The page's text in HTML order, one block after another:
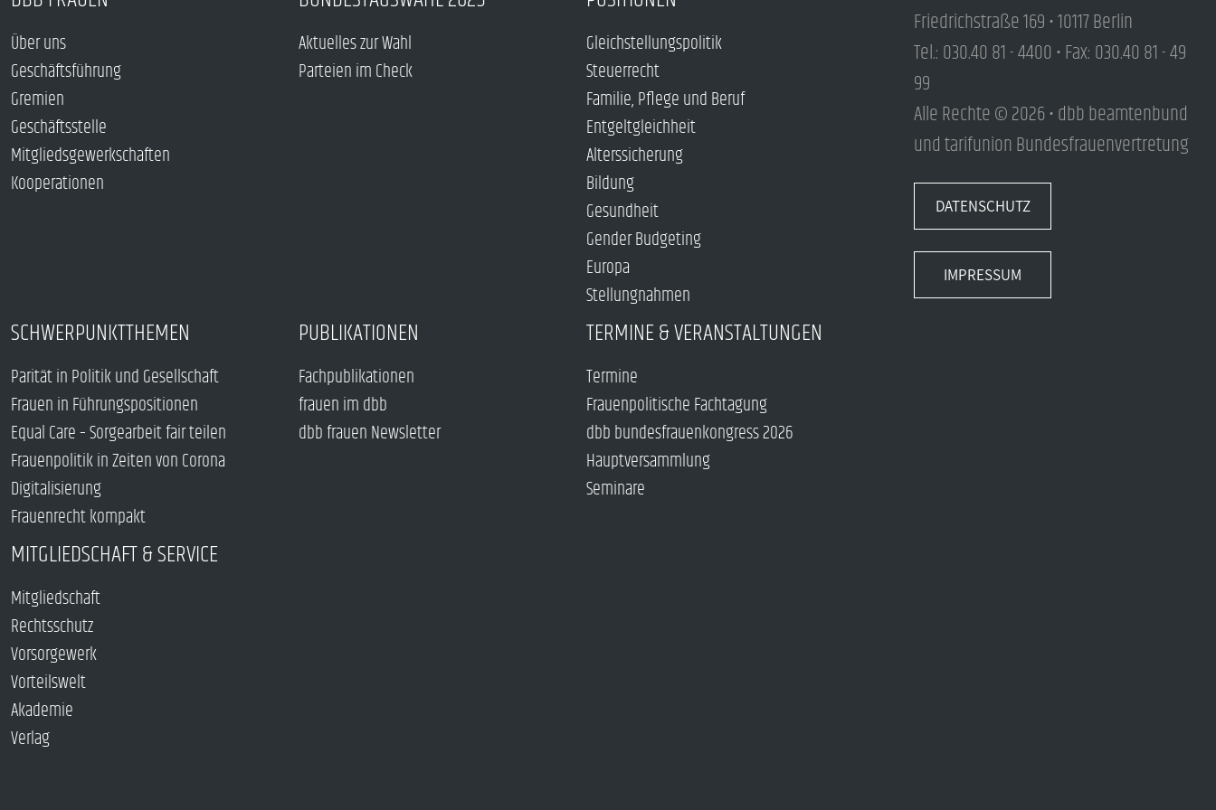
Über uns
Geschäftsführung
Gremien
Geschäftsstelle
Mitgliedsgewerkschaften
Kooperationen
Aktuelles zur Wahl
Parteien im Check
Gleichstellungspolitik
Steuerrecht
Familie, Pflege und Beruf
Entgeltgleichheit
Alterssicherung
Bildung
Gesundheit
Gender Budgeting
Europa
Stellungnahmen
SCHWERPUNKTTHEMEN
Parität in Politik und Gesellschaft
Frauen in Führungspositionen
Equal Care – Sorgearbeit fair teilen
Frauenpolitik in Zeiten von Corona
Digitalisierung
Frauenrecht kompakt
PUBLIKATIONEN
Fachpublikationen
frauen im dbb
dbb frauen Newsletter
TERMINE & VERANSTALTUNGEN
Termine
Frauenpolitische Fachtagung
dbb bundesfrauenkongress 2026
Hauptversammlung
Seminare
MITGLIEDSCHAFT & SERVICE
Mitgliedschaft
Rechtsschutz
Vorsorgewerk
Vorteilswelt
Akademie
Verlag
Friedrichstraße 169 • 10117 Berlin
Tel.: 030.40 81 - 4400 • Fax: 030.40 81 - 49
99
Alle Rechte © 2026 • dbb beamtenbund
und tarifunion Bundesfrauenvertretung
DATENSCHUTZ
IMPRESSUM